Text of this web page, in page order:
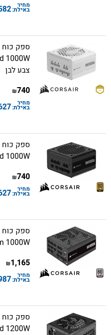
מחיר
באילת:
צבע לבן
740
₪
מחיר
באילת:
1000W
740
₪
מחיר
באילת:
1000W
1,165
₪
מחיר
באילת:
1200W